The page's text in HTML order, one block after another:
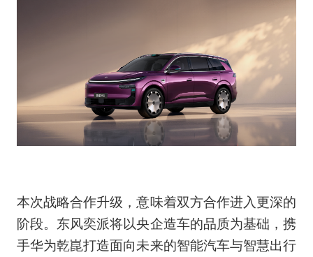
本次战略合作升级，意味着双方合作进入更深的
阶段。东风奕派将以央企造车的品质为基础，携
手华为乾崑打造面向未来的智能汽车与智慧出行